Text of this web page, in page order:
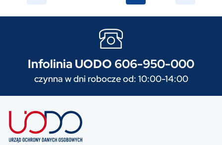
Infolinia UODO 606-950-000
czynna w dni robocze od: 10:00-14:00